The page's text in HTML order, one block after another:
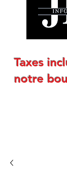
Taxes
notre